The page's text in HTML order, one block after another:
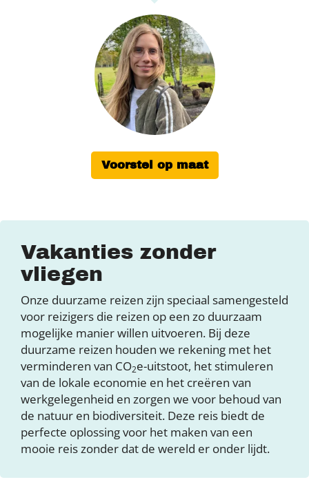
Voorstel op maat
Vakanties zonder
vliegen
Onze duurzame reizen zijn speciaal samengesteld
voor reizigers die reizen op een zo duurzaam
mogelijke manier willen uitvoeren. Bij deze
duurzame reizen houden we rekening met het
verminderen van CO2e-uitstoot, het stimuleren
van de lokale economie en het creëren van
werkgelegenheid en zorgen we voor behoud van
de natuur en biodiversiteit. Deze reis biedt de
perfecte oplossing voor het maken van een
mooie reis zonder dat de wereld er onder lijdt.